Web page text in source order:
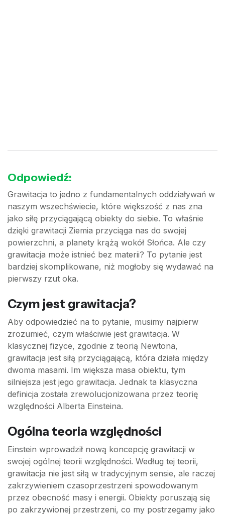
Odpowiedź:
Grawitacja to jedno z fundamentalnych oddziaływań w
naszym wszechświecie, które większość z nas zna
jako siłę przyciągającą obiekty do siebie. To właśnie
dzięki grawitacji Ziemia przyciąga nas do swojej
powierzchni, a planety krążą wokół Słońca. Ale czy
grawitacja może istnieć bez materii? To pytanie jest
bardziej skomplikowane, niż mogłoby się wydawać na
pierwszy rzut oka.
Czym jest grawitacja?
Aby odpowiedzieć na to pytanie, musimy najpierw
zrozumieć, czym właściwie jest grawitacja. W
klasycznej fizyce, zgodnie z teorią Newtona,
grawitacja jest siłą przyciągającą, która działa między
dwoma masami. Im większa masa obiektu, tym
silniejsza jest jego grawitacja. Jednak ta klasyczna
definicja została zrewolucjonizowana przez teorię
względności Alberta Einsteina.
Ogólna teoria względności
Einstein wprowadził nową koncepcję grawitacji w
swojej ogólnej teorii względności. Według tej teorii,
grawitacja nie jest siłą w tradycyjnym sensie, ale raczej
zakrzywieniem czasoprzestrzeni spowodowanym
przez obecność masy i energii. Obiekty poruszają się
po zakrzywionej przestrzeni, co my postrzegamy jako